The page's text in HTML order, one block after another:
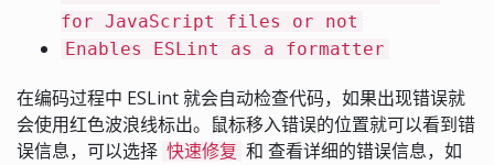
for JavaScript files or not
Enables ESLint as a formatter
在编码过程中 ESLint 就会自动检查代码，如果出现错误就
会使用红色波浪线标出。鼠标移入错误的位置就可以看到错
误信息，可以选择 快速修复 和 查看详细的错误信息，如